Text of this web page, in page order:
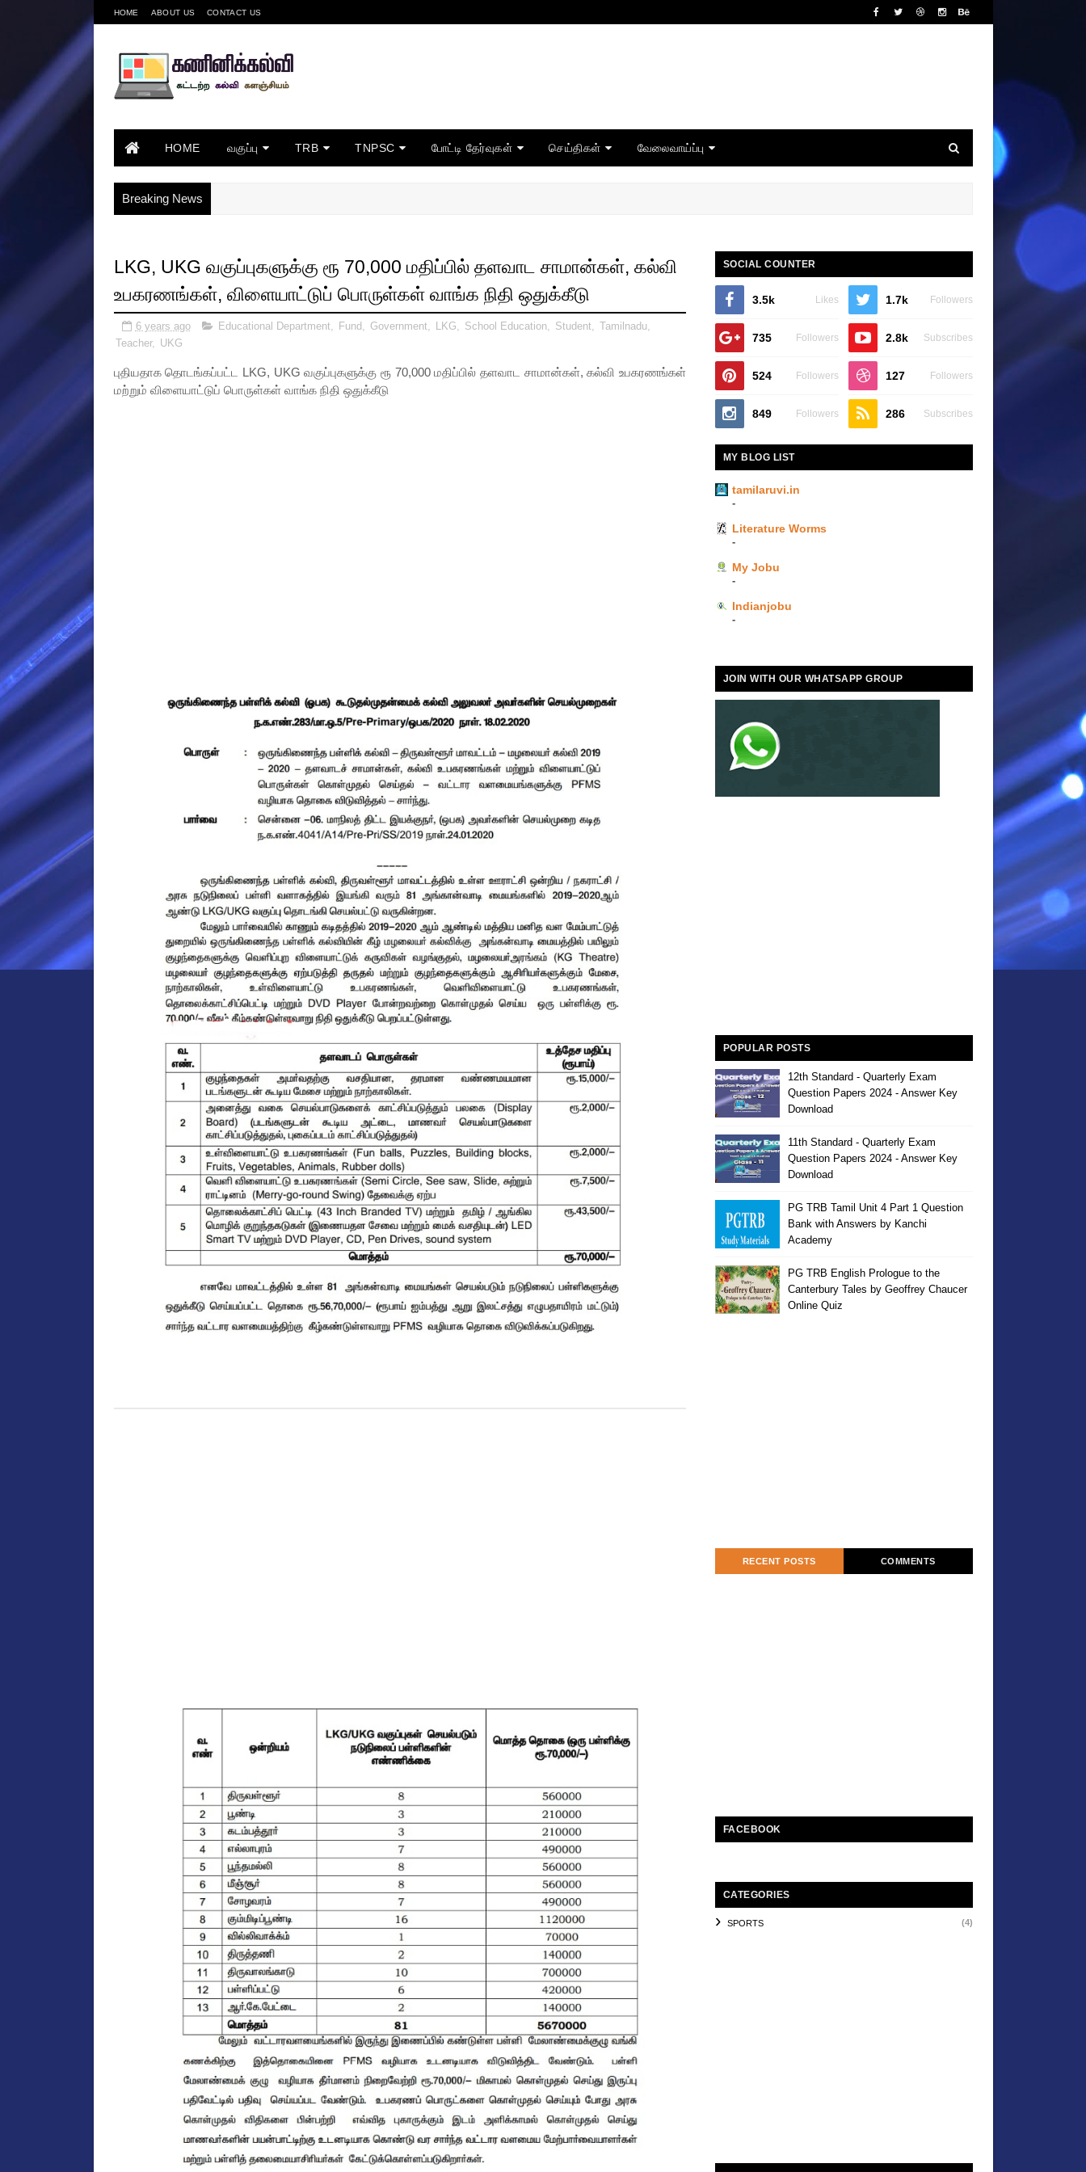
HOME ABOUT US CONTACT US
HOME வகுப்பு TRB TNPSC போட்டி தேர்வுகள் செய்திகள் வேலைவாய்ப்பு
Breaking News
LKG, UKG வகுப்புகளுக்கு ரூ 70,000 மதிப்பில் தளவாட சாமான்கள், கல்வி
உபகரணங்கள், விளையாட்டுப் பொருள்கள் வாங்க நிதி ஒதுக்கீடு
6 years ago Educational Department, Fund , Government, LKG, School Education, Student, Tamilnadu,
Teacher, UKG
புதியதாக தொடங்கப்பட்ட LKG, UKG வகுப்புகளுக்கு ரூ 70,000 மதிப்பில் தளவாட சாமான்கள், கல்வி உபகரணங்கள்
மற்றும் விளையாட்டுப் பொருள்கள் வாங்க நிதி ஒதுக்கீடு
SOCIAL COUNTER
3.5k Likes 1.7k Followers
735 Followers 2.8k Subscribes
524 Followers 127 Followers
849 Followers 286 Subscribes
MY BLOG LIST
tamilaruvi.in
-
Literature Worms
-
My Jobu
-
Indianjobu
-
JOIN WITH OUR WHATSAPP GROUP
POPULAR POSTS
12th Standard - Quarterly Exam
Question Papers 2024 - Answer Key
Download
11th Standard - Quarterly Exam
Question Papers 2024 - Answer Key
Download
PG TRB Tamil Unit 4 Part 1 Question
Bank with Answers by Kanchi
Academy
PG TRB English Prologue to the
Canterbury Tales by Geoffrey Chaucer
Online Quiz
RECENT POSTS COMMENTS
FACEBOOK
CATEGORIES
SPORTS (4)